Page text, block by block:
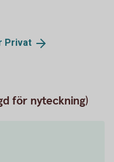
Privat
för nyteckning)